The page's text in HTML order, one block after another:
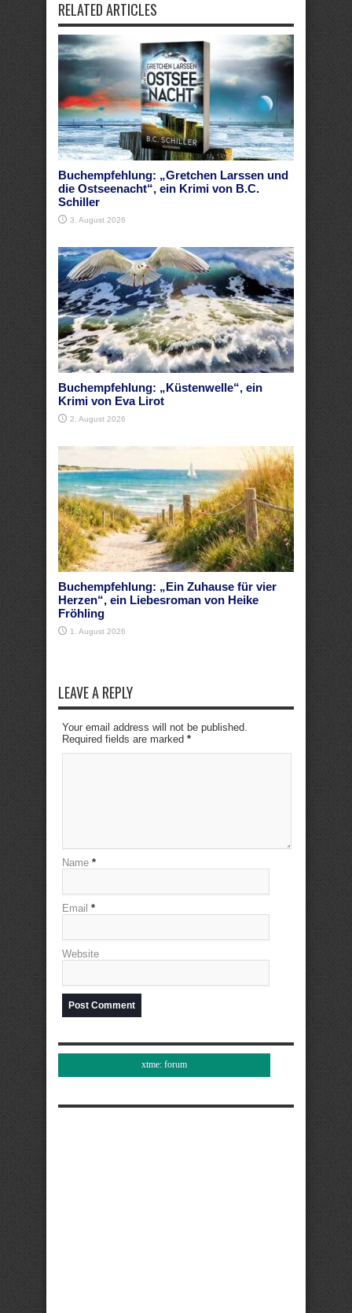
RELATED ARTICLES
Buchempfehlung: „Gretchen Larssen und
die Ostseenacht“, ein Krimi von B.C.
Schiller
3. August 2026
Buchempfehlung: „Küstenwelle“, ein
Krimi von Eva Lirot
2. August 2026
Buchempfehlung: „Ein Zuhause für vier
Herzen“, ein Liebesroman von Heike
Fröhling
1. August 2026
LEAVE A REPLY
Your email address will not be published.
Required fields are marked *
Name *
Email *
Website
xtme: forum